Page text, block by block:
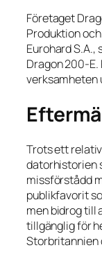
Företaget
Produktion
Eurohard S.A.,
Dragon 200-
verksamheten
Trots ett
datorhistorien
missförstådd
publikfavorit
men bidrog till
tillgänglig för
Storbritannien